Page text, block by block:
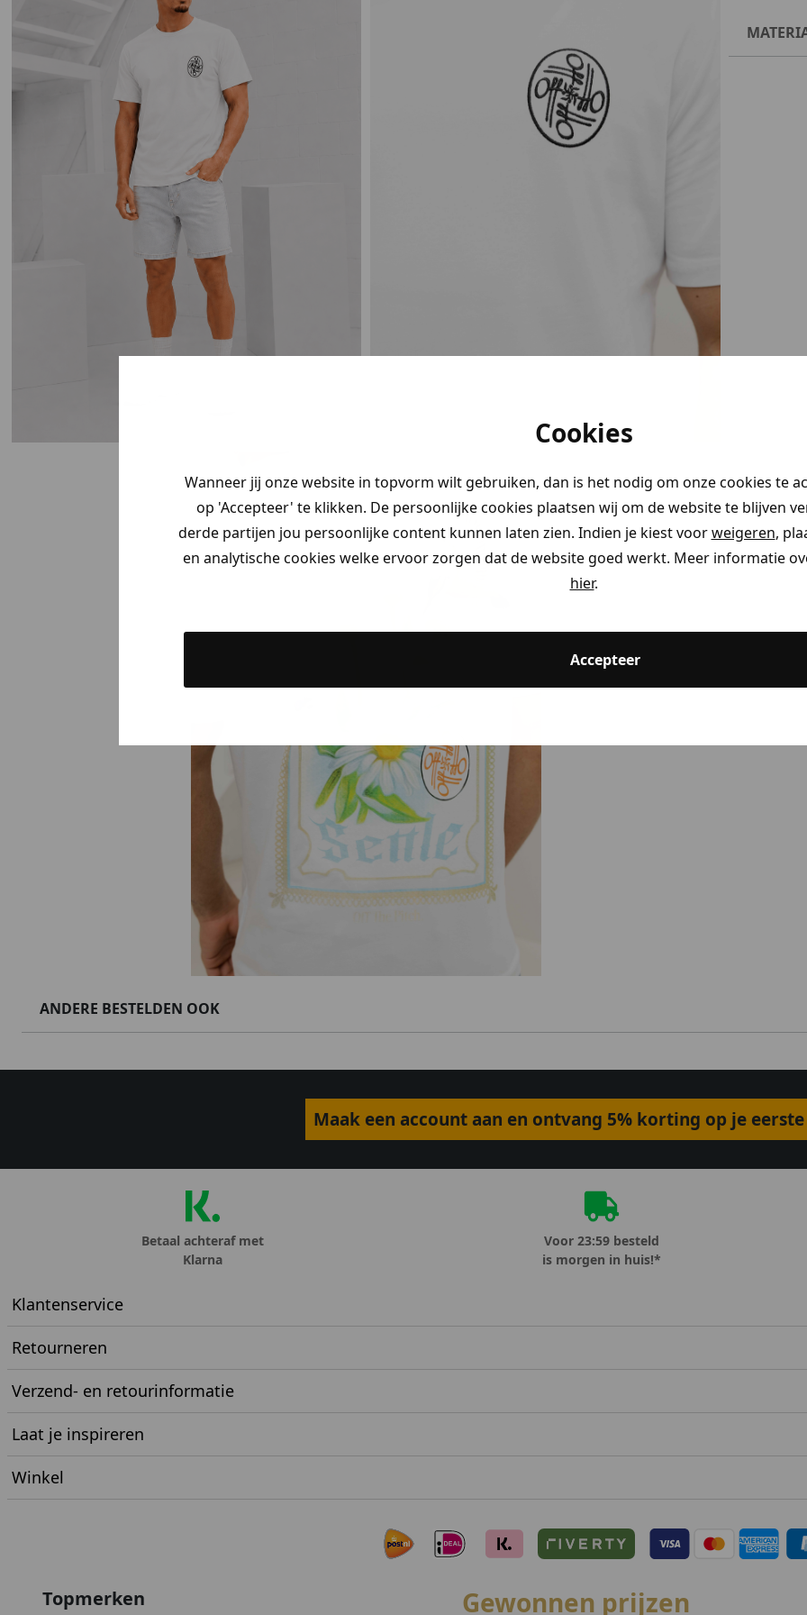
Cookies
Wanneer jij onze website in topvorm wilt gebruiken, dan is het nodig om onze cookies te
op 'Accepteer' te klikken. De persoonlijke cookies plaatsen wij om de website te blijven
derde partijen jou persoonlijke content kunnen laten zien. Indien je kiest voorweigeren,
en analytische cookies welke ervoor zorgen dat de website goed werkt. Meer informatie
hier.
Accepteer
ANDERE BESTELDEN OOK
Maak een account aan en ontvang 5% korting op je
Betaal achteraf met
Klarna
Voor 23:59 besteld
is morgen in huis!*
Klantenservice
Retourneren
Verzend- en retourinformatie
Laat je inspireren
Winkel
Topmerken Gewonnen prijzen